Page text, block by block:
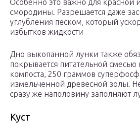
Особенно это важно для красной
смородины. Разрешается даже
углубления песком, который
избытков жидкости
Дно выкопанной лунки также
покрывается питательной смесью
компоста, 250 граммов
измельченной древесной золы.
сразу же наполовину заполняют
Куст